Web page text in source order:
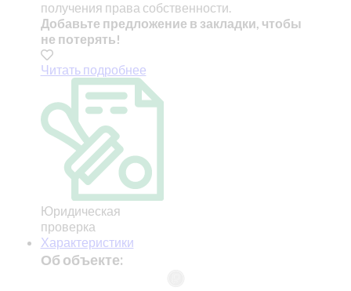
получения права собственности.
Добавьте предложение в закладки, чтобы
не потерять!
Читать подробнее
Юридическая
проверка
Характеристики
Об объекте: